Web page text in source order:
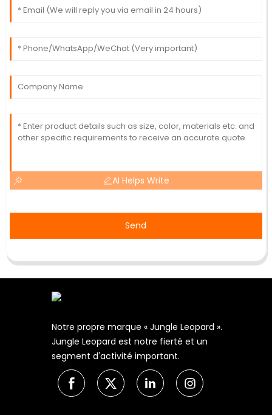
AI Helps Write
Send
Notre propre marque « Jungle Leopard ».
Jungle Leopard est notre fierté et un
segment d'activité important.